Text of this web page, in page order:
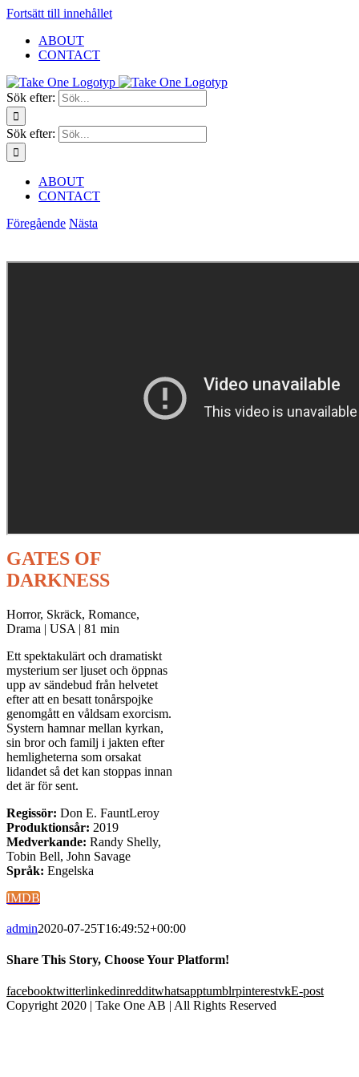
Fortsätt till innehållet
ABOUT
CONTACT
Sök efter:
Sök efter:
ABOUT
CONTACT
Föregående Nästa
GATES OF
DARKNESS
Horror, Skräck, Romance,
Drama | USA | 81 min
Ett spektakulärt och dramatiskt
mysterium ser ljuset och öppnas
upp av sändebud från helvetet
efter att en besatt tonårspojke
genomgått en våldsam exorcism.
Systern hamnar mellan kyrkan,
sin bror och familj i jakten efter
hemligheterna som orsakat
lidandet så det kan stoppas innan
det är för sent.
Regissör: Don E. FauntLeroy
Produktionsår: 2019
Medverkande: Randy Shelly,
Tobin Bell, John Savage
Språk: Engelska
IMDB
admin2020-07-25T16:49:52+00:00
Share This Story, Choose Your Platform!
facebooktwitterlinkedinredditwhatsapptumblrpinterestvkE-post
Copyright 2020 | Take One AB | All Rights Reserved